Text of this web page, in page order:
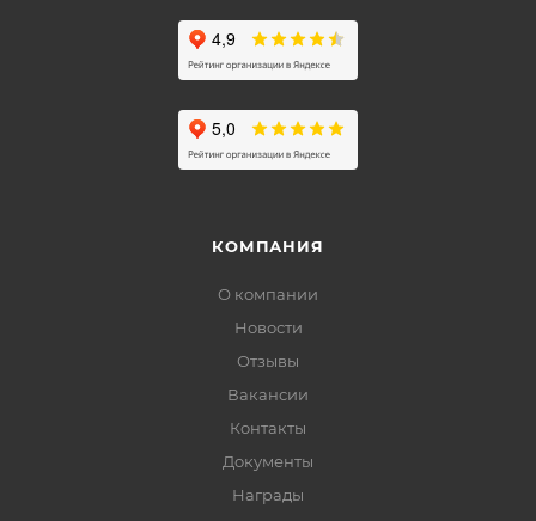
КОМПАНИЯ
О компании
Новости
Отзывы
Вакансии
Контакты
Документы
Награды